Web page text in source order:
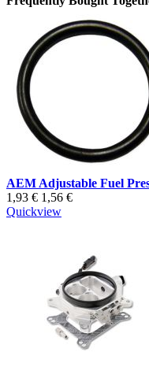
AEM Adjustable Fuel
1,93 € 1,56 €
Quickview